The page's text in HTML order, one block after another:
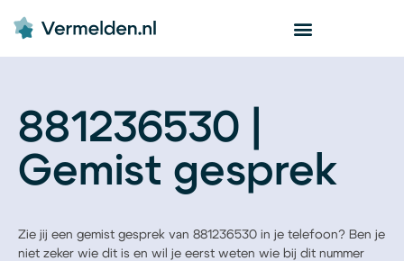
881236530 |
Gemist gesprek
Zie jij een gemist gesprek van 881236530 in je telefoon? Ben je
niet zeker wie dit is en wil je eerst weten wie bij dit nummer